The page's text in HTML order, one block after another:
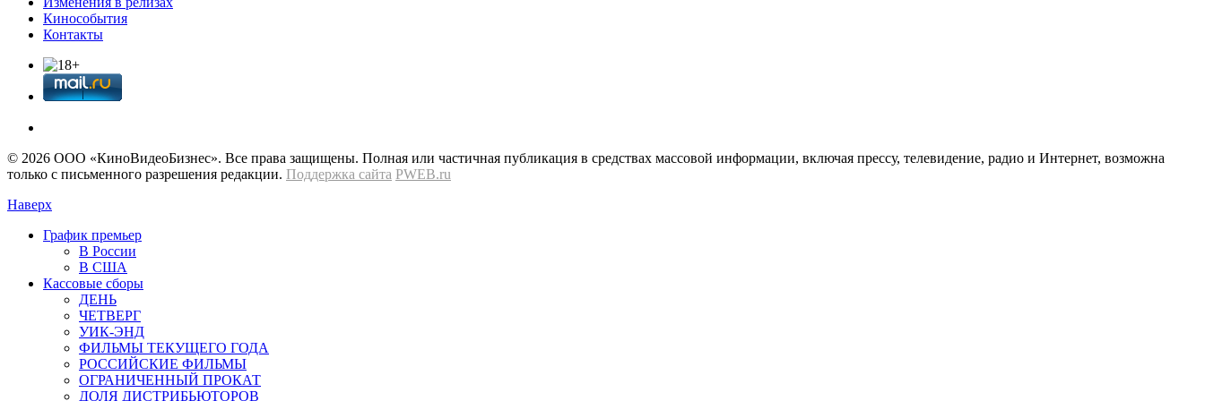
Кинособытия
Контакты
© 2026 OOО «КиноВидеоБизнес». Все права защищены. Полная или частичная публикация в средствах массовой информации, включая прессу, телевидение, радио и Интернет, возможна
только с письменного разрешения редакции. Поддержка сайта PWEB.ru
Наверх
График премьер
В России
В США
Кассовые сборы
ДЕНЬ
ЧЕТВЕРГ
УИК-ЭНД
ФИЛЬМЫ ТЕКУЩЕГО ГОДА
РОССИЙСКИЕ ФИЛЬМЫ
ОГРАНИЧЕННЫЙ ПРОКАТ
ДОЛЯ ДИСТРИБЬЮТОРОВ